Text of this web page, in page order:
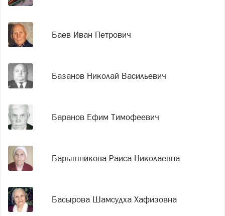
Баев Иван Петрович
Базанов Николай Васильевич
Баранов Ефим Тимофеевич
Барышникова Раиса Николаевна
Басырова Шамсудха Хафизовна